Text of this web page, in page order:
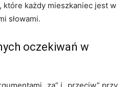
które każdy mieszkaniec jest w
słowami.
oczekiwań w